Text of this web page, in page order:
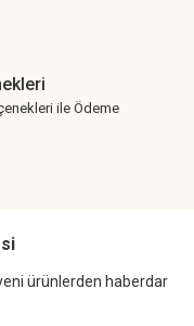
ile Ödeme
ürünlerden haberdar